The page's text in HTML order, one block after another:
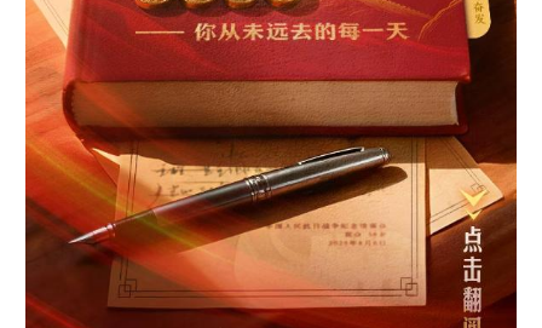
城市 旅游 能源 会展
彩票 娱乐 悦读
公益 一带一路 亚太网 上市公司
文化产业
地方频道
天津 河北 山西